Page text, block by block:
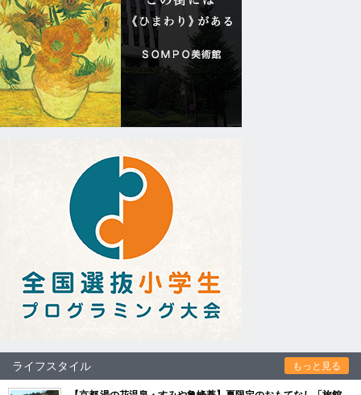
ライフスタイル もっと見る